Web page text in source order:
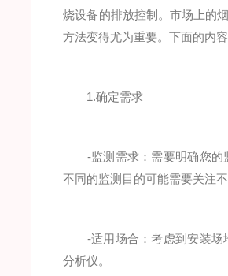
烧设备的排放控制。市场上的
方法变得尤为重要。下面的内
1.确定需求
-监测需求：需要明确您的监
不同的监测目的可能需要关注
-适用场合：考虑到安装场地
分析仪。